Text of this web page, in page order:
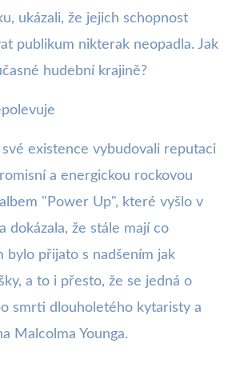
ukázali, že jejich schopnost
publikum nikterak neopadla. Jak
hudební krajině?
existence vybudovali reputaci
a energickou rockovou
"Power Up", které vyšlo v
dokázala, že stále mají co
bylo přijato s nadšením jak
a to i přesto, že se jedná o
smrti dlouholetého kytaristy a
Malcolma Younga.